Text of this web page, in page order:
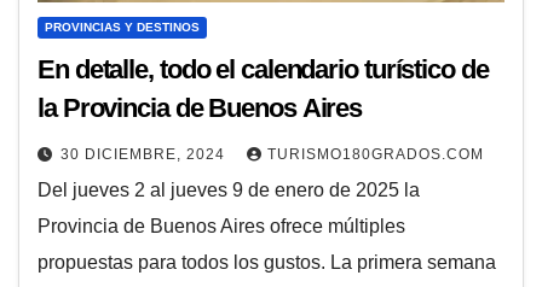
PROVINCIAS Y DESTINOS
En detalle, todo el calendario turístico de
la Provincia de Buenos Aires
30 DICIEMBRE, 2024 TURISMO180GRADOS.COM
Del jueves 2 al jueves 9 de enero de 2025 la
Provincia de Buenos Aires ofrece múltiples
propuestas para todos los gustos. La primera semana